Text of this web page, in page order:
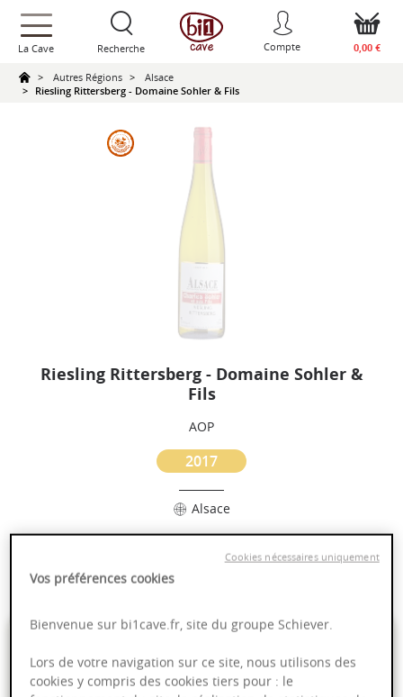
text.skipToContent
text.skipToNavigation
La Cave Recherche Compte 0,00 €
Autres Régions
Alsace
Riesling Rittersberg - Domaine Sohler & Fils
Riesling Rittersberg - Domaine Sohler &
Fils
AOP
2017
Alsace
Complexité
7,95 €
75cl- soit 10,60 €/ L
Vos préférences cookies
Bienvenue sur bi1cave.fr, site du groupe Schiever.
Lors de votre navigation sur ce site, nous utilisons des
cookies y compris des cookies tiers pour : le
Cookies nécessaires uniquement